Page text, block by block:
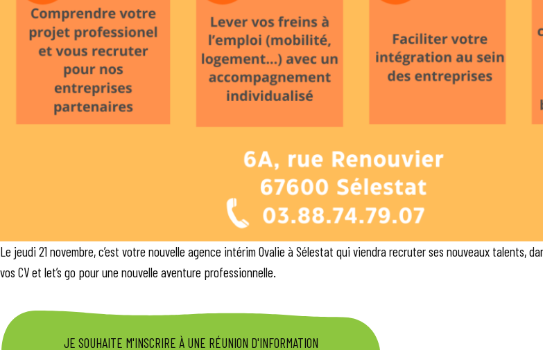
Le jeudi 21 novembre, c’est votre nouvelle agence intérim Ovalie à Sélestat qui viendra recruter ses nouveaux talents,
vos CV et let’s go pour une nouvelle aventure professionnelle.
JE SOUHAITE M'INSCRIRE À UNE RÉUNION D'INFORMATION